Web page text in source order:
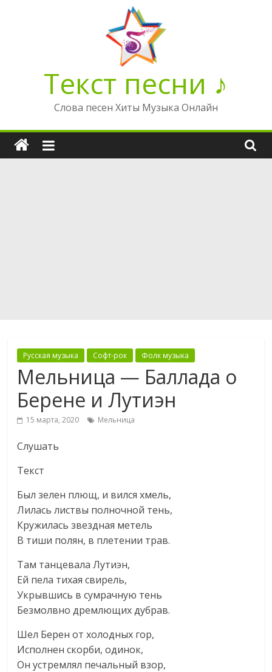
Текст песни ♪
Слова песен Хиты Музыка Онлайн
Русская музыка Софт-рок Фолк музыка
Мельница — Баллада о
Берене и Лутиэн
15 марта, 2020 Мельница
Слушать
Текст
Был зелен плющ, и вился хмель,
Лилась листвы полночной тень,
Кружилась звездная метель
В тиши полян, в плетении трав.
Там танцевала Лутиэн,
Ей пела тихая свирель,
Укрывшись в сумрачную тень
Безмолвно дремлющих дубрав.
Шел Берен от холодных гор,
Исполнен скорби, одинок,
Он устремлял печальный взор,